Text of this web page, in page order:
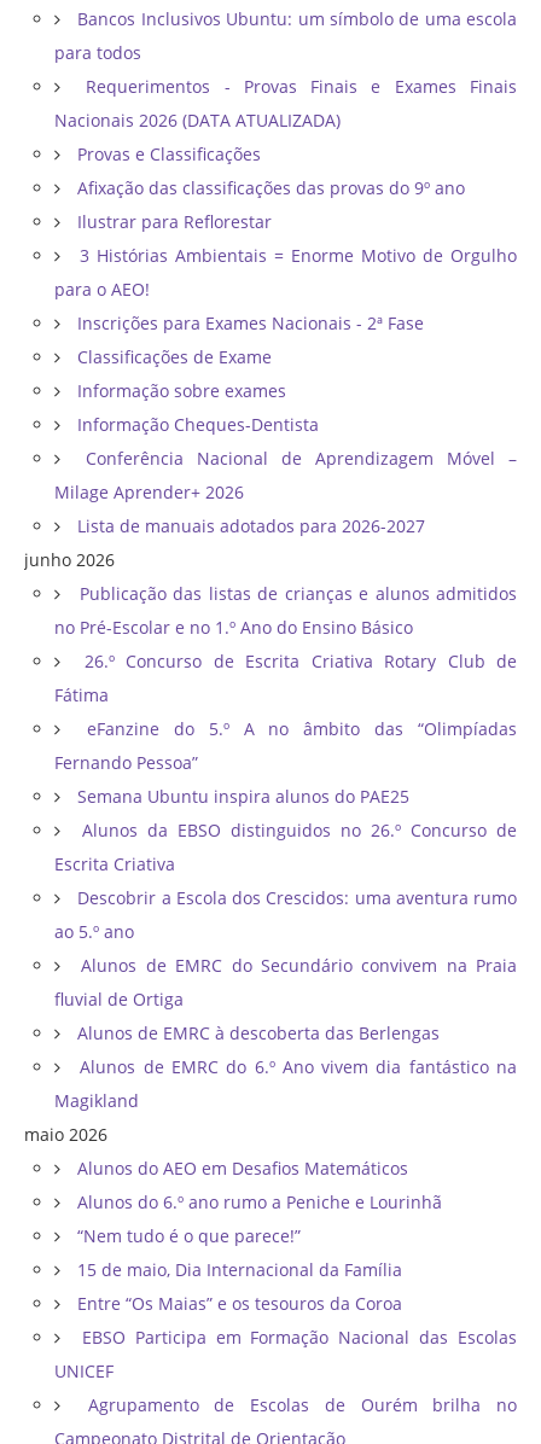
Bancos Inclusivos Ubuntu: um símbolo de uma escola
para todos
Requerimentos - Provas Finais e Exames Finais
Nacionais 2026 (DATA ATUALIZADA)
Provas e Classificações
Afixação das classificações das provas do 9º ano
Ilustrar para Reflorestar
3 Histórias Ambientais = Enorme Motivo de Orgulho
para o AEO!
Inscrições para Exames Nacionais - 2ª Fase
Classificações de Exame
Informação sobre exames
Informação Cheques-Dentista
Conferência Nacional de Aprendizagem Móvel –
Milage Aprender+ 2026
Lista de manuais adotados para 2026-2027
junho 2026
Publicação das listas de crianças e alunos admitidos
no Pré-Escolar e no 1.º Ano do Ensino Básico
26.º Concurso de Escrita Criativa Rotary Club de
Fátima
eFanzine do 5.º A no âmbito das “Olimpíadas
Fernando Pessoa”
Semana Ubuntu inspira alunos do PAE25
Alunos da EBSO distinguidos no 26.º Concurso de
Escrita Criativa
Descobrir a Escola dos Crescidos: uma aventura rumo
ao 5.º ano
Alunos de EMRC do Secundário convivem na Praia
fluvial de Ortiga
Alunos de EMRC à descoberta das Berlengas
Alunos de EMRC do 6.º Ano vivem dia fantástico na
Magikland
maio 2026
Alunos do AEO em Desafios Matemáticos
Alunos do 6.º ano rumo a Peniche e Lourinhã
“Nem tudo é o que parece!”
15 de maio, Dia Internacional da Família
Entre “Os Maias” e os tesouros da Coroa
EBSO Participa em Formação Nacional das Escolas
UNICEF
Agrupamento de Escolas de Ourém brilha no
Campeonato Distrital de Orientação ​